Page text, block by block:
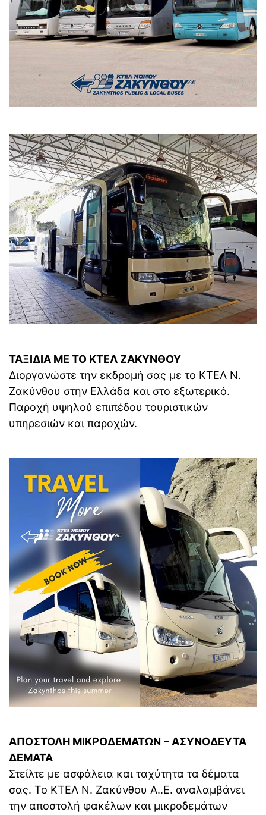
ΤΑΞΙΔΙΑ ΜΕ ΤΟ ΚΤΕΛ ΖΑΚΥΝΘΟΥ
Διοργανώστε την εκδρομή σας με το ΚΤΕΛ Ν.
Ζακύνθου στην Ελλάδα και στο εξωτερικό.
Παροχή υψηλού επιπέδου τουριστικών
υπηρεσιών και παροχών.
ΑΠΟΣΤΟΛΗ ΜΙΚΡΟΔΕΜΑΤΩΝ – ΑΣΥΝΟΔΕΥΤΑ
ΔΕΜΑΤΑ
Στείλτε με ασφάλεια και ταχύτητα τα δέματα
σας. Το ΚΤΕΛ Ν. Ζακύνθου Α..Ε. αναλαμβάνει
την αποστολή φακέλων και μικροδεμάτων